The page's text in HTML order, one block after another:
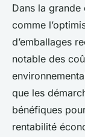
Dans la
comme
d’emballages
notable des
que les
bénéfiques
rentabilité